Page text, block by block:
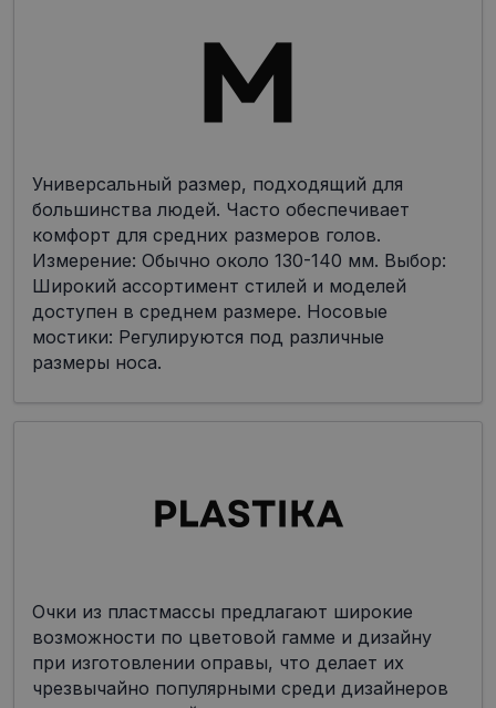
Универсальный размер, подходящий для
большинства людей. Часто обеспечивает
комфорт для средних размеров голов.
Измерение: Обычно около 130-140 мм. Выбор:
Широкий ассортимент стилей и моделей
доступен в среднем размере. Носовые
мостики: Регулируются под различные
размеры носа.
Очки из пластмассы предлагают широкие
возможности по цветовой гамме и дизайну
при изготовлении оправы, что делает их
чрезвычайно популярными среди дизайнеров